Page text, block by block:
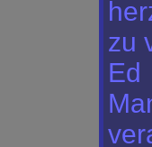
zu